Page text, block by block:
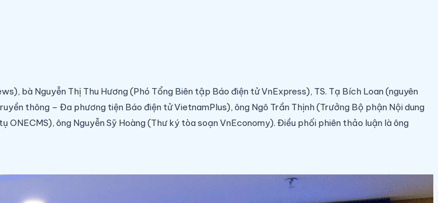
bà Nguyễn Thị Thu Hương (Phó Tổng Biên tập Báo điện tử VnExpress), TS. Tạ Bích Loan (nguyên
thông – Đa phương tiện Báo điện tử VietnamPlus), ông Ngô Trần Thịnh (Trưởng Bộ phận Nội dung
ông Nguyễn Sỹ Hoàng (Thư ký tòa soạn VnEconomy). Điều phối phiên thảo luận là ông